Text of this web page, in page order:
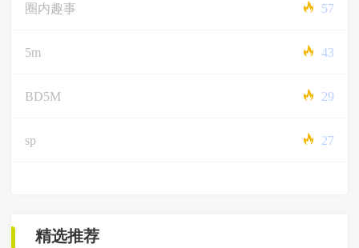
圈内趣事 57
5m 43
BD5M 29
sp 27
精选推荐